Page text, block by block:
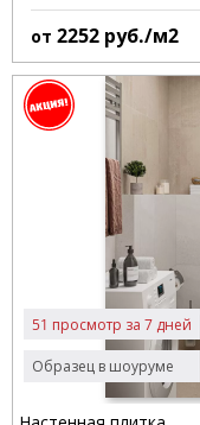
от 2252 руб./м2
Образец в шоуруме
51 просмотр за 7 дней